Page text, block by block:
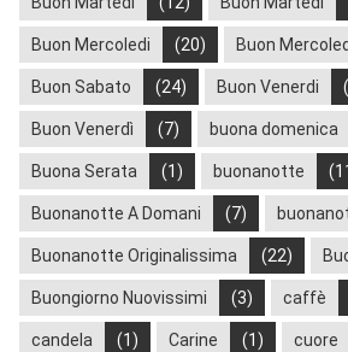
Buon Mercoledi (20) Buon
Buon Sabato (24) Buon Venerdi
Buon Venerdì (7) buona domenica
Buona Serata (1) buonanotte
Buonanotte A Domani (7)
Buonanotte Originalissima (22)
Buongiorno Nuovissimi (3) caffè
candela (1) Carine (1) cuore